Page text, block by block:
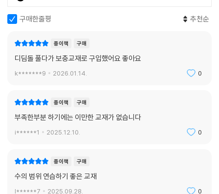
구매한줄평 추천순
종이책 구매
디딤돌 풀다가 보충교재로 구입했어요 좋아요
k*******9 2026.01.14. 0
종이책 구매
부족한부분 하기에는 이만한 교재가 없습니다
i******1 2025.12.10. 0
종이책 구매
수의 범위 연습하기 좋은 교재
l******7 2025.09.28. 0